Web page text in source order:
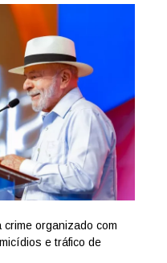
organizado com
e tráfico de